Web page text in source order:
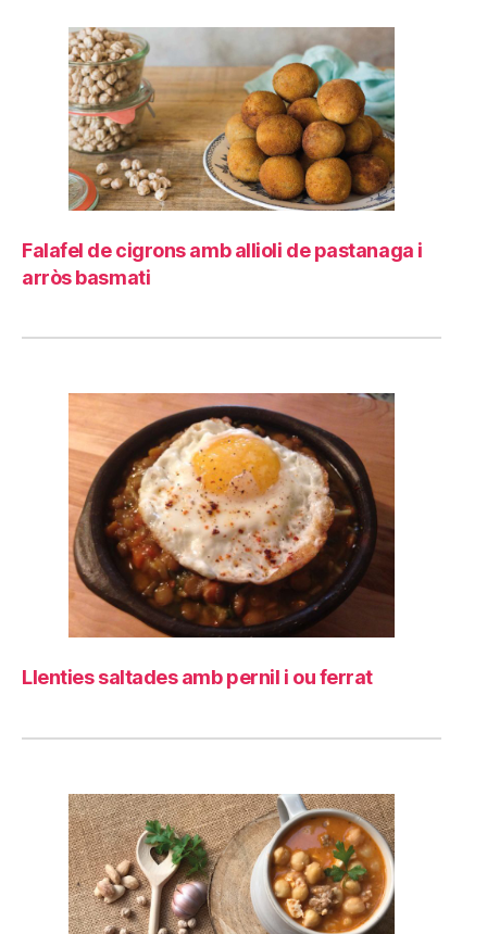
Falafel de cigrons amb allioli de pastanaga i
arròs basmati
Llenties saltades amb pernil i ou ferrat